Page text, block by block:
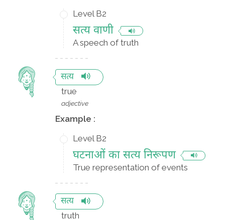
Level B2
सत्य वाणी
A speech of truth
सत्य
true
adjective
Example :
Level B2
घटनाओं का सत्य निरूपण
True representation of events
सत्य
truth